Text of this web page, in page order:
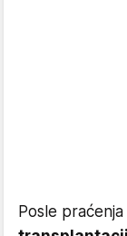
Posle